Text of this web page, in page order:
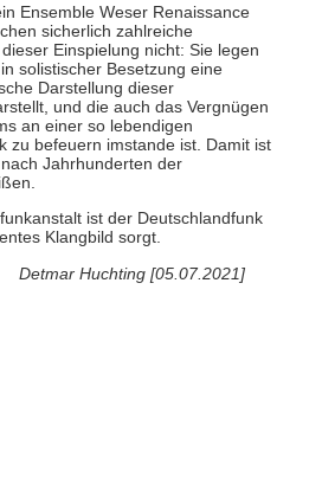
Ensemble Weser Renaissance
sicherlich zahlreiche
Einspielung nicht: Sie legen
solistischer Besetzung eine
Darstellung dieser
und die auch das Vergnügen
an einer so lebendigen
zu befeuern imstande ist. Damit ist
Jahrhunderten der
ist der Deutschlandfunk
Klangbild sorgt.
Detmar Huchting [05.07.2021]